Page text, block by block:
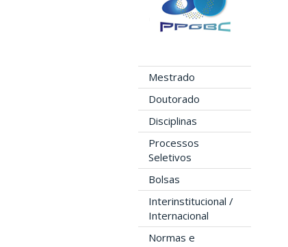
Mestrado
Doutorado
Disciplinas
Processos
Seletivos
Bolsas
Interinstitucional /
Internacional
Normas e